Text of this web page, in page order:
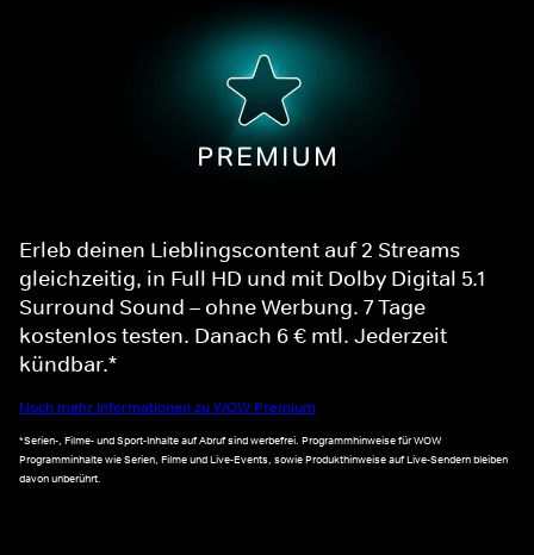
Erleb deinen Lieblingscontent auf 2 Streams
gleichzeitig, in Full HD und mit Dolby Digital 5.1
Surround Sound – ohne Werbung. 7 Tage
kostenlos testen. Danach 6 € mtl. Jederzeit
kündbar.*
Noch mehr Informationen zu WOW Premium
*Serien-, Filme- und Sport-Inhalte auf Abruf sind werbefrei. Programmhinweise für WOW
Programminhalte wie Serien, Filme und Live-Events, sowie Produkthinweise auf Live-Sendern bleiben
davon unberührt.